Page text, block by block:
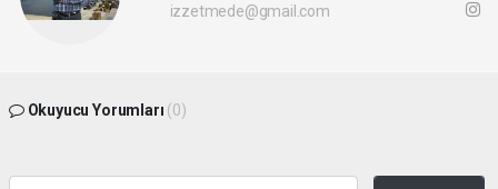
izzetmede@gmail.com
Okuyucu Yorumları (0)